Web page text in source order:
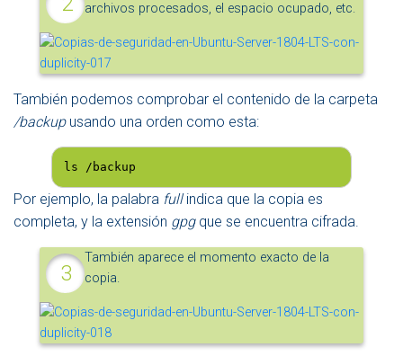
archivos procesados, el espacio ocupado, etc.
También podemos comprobar el contenido de la carpeta
/backupusando una orden como esta:
ls /backup
Por ejemplo, la palabra fullindica que la copia es
completa, y la extensión gpgque se encuentra cifrada.
También aparece el momento exacto de la
copia.